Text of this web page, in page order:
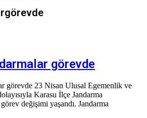
görevde
görevde 23 Nisan Ulusal Egemenlik ve
Karasu İlçe Jandarma
değişimi yaşandı. Jandarma